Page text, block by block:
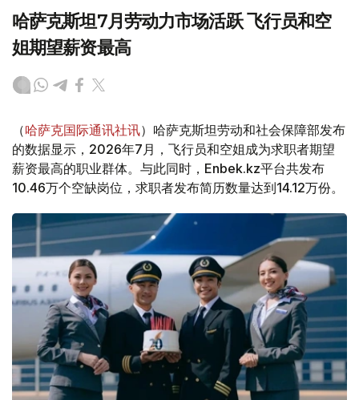
哈萨克斯坦7月劳动力市场活跃 飞行员和空
姐期望薪资最高
（哈萨克国际通讯社讯）哈萨克斯坦劳动和社会保障部发布
的数据显示，2026年7月，飞行员和空姐成为求职者期望
薪资最高的职业群体。与此同时，Enbek.kz平台共发布
10.46万个空缺岗位，求职者发布简历数量达到14.12万份。